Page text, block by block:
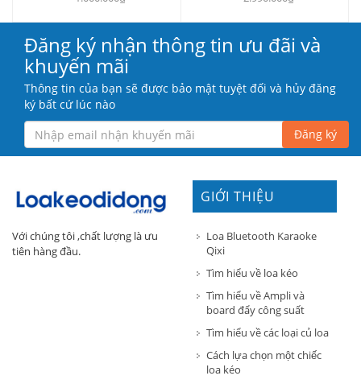
Đăng ký nhận thông tin ưu đãi và
khuyến mãi
Thông tin của bạn sẽ được bảo mật tuyệt đối và hủy đăng
ký bất cứ lúc nào
Đăng ký
Với chúng tôi ,chất lượng là ưu
tiên hàng đầu.
GIỚI THIỆU
Loa Bluetooth Karaoke
Qixi
Tìm hiểu về loa kéo
Tìm hiểu về Ampli và
board đẩy công suất
Tìm hiểu về các loại củ loa
Cách lựa chọn một chiếc
loa kéo